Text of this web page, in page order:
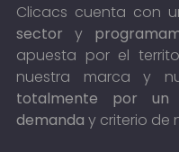
Clicacs cuenta con
sector y
apuesta por el
nuestra marca y
totalmente por un
demanda y criterio de